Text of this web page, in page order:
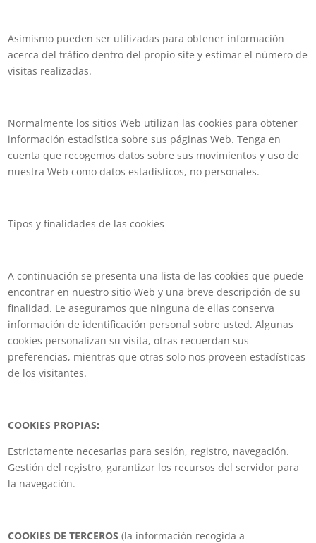
Asimismo pueden ser utilizadas para obtener información
acerca del tráfico dentro del propio site y estimar el número de
visitas realizadas.
Normalmente los sitios Web utilizan las cookies para obtener
información estadística sobre sus páginas Web. Tenga en
cuenta que recogemos datos sobre sus movimientos y uso de
nuestra Web como datos estadísticos, no personales.
Tipos y finalidades de las cookies
A continuación se presenta una lista de las cookies que puede
encontrar en nuestro sitio Web y una breve descripción de su
finalidad. Le aseguramos que ninguna de ellas conserva
información de identificación personal sobre usted. Algunas
cookies personalizan su visita, otras recuerdan sus
preferencias, mientras que otras solo nos proveen estadísticas
de los visitantes.
COOKIES PROPIAS:
Estrictamente necesarias para sesión, registro, navegación.
Gestión del registro, garantizar los recursos del servidor para
la navegación.
COOKIES DE TERCEROS (la información recogida a